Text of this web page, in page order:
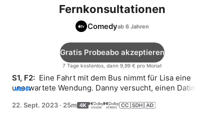
Fernkonsultationen
Comedy
7 Tage kostenlos, dann 9,99 € pro Monat
Gratis Probeabo akzeptieren
S1, F2: Eine Fahrt mit dem Bus nimmt für Lisa eine
unerwartete Wendung. Danny versucht, einen Dating-
uncharmanten Fehler.
MEHR
22. Sept. 2023 · 25m